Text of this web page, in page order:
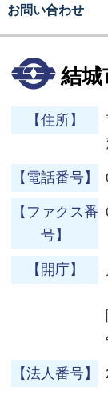
お問い合わせ
結城
【住所】
【電話番号】
【ファクス番
号】
【開庁】
【法人番号】